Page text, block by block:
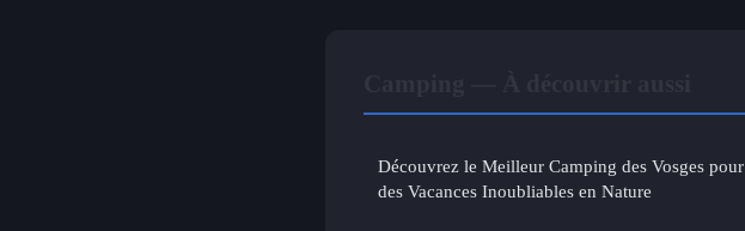
Découvrez le Meilleur Camping des Vosges pour
des Vacances Inoubliables en Nature